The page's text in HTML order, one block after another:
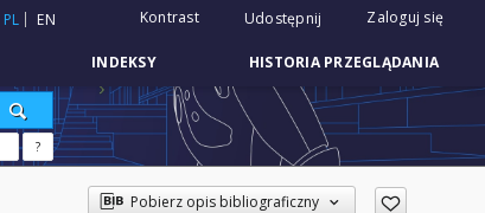
PL EN Kontrast Udostępnij Zaloguj się
INDEKSY HISTORIA PRZEGLĄDANIA
?
Pobierz opis bibliograficzny